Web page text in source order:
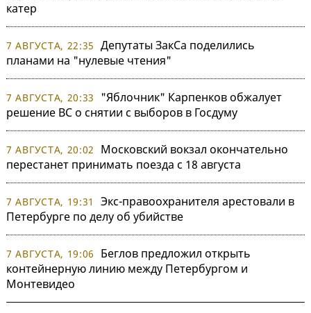
катер
7 АВГУСТА, 22:35 Депутаты ЗакСа поделились
планами на "нулевые чтения"
7 АВГУСТА, 20:33
"Яблочник" Карпенков обжалует
решение ВС о снятии с выборов в Госдуму
7 АВГУСТА, 20:02
Московский вокзал окончательно
перестанет принимать поезда с 18 августа
7 АВГУСТА, 19:31
Экс-правоохранителя арестовали в
Петербурге по делу об убийстве
7 АВГУСТА, 19:06
Беглов предложил открыть
контейнерную линию между Петербургом и
Монтевидео